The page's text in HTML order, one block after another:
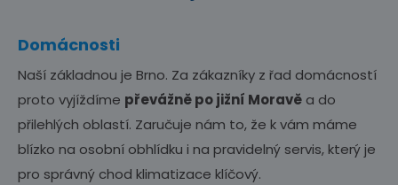
Domácnosti
Naší základnou je Brno. Za zákazníky z řad domácností
proto vyjíždíme převážně po jižní Moravě a do
přilehlých oblastí. Zaručuje nám to, že k vám máme
blízko na osobní obhlídku i na pravidelný servis, který je
pro správný chod klimatizace klíčový.